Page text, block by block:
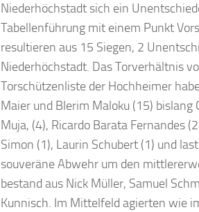
Niederhöchstadt sich ein
Tabellenführung mit einem Punkt
resultieren aus 15 Siegen, 2
Niederhöchstadt. Das Torverhältnis
Torschützenliste der Hochheimer
Maier und Blerim Maloku (15) bislang
Muja, (4), Ricardo Barata Fernandes
Simon (1), Laurin Schubert (1) und
souveräne Abwehr um den
bestand aus Nick Müller, Samuel
Kunnisch. Im Mittelfeld agierten wie